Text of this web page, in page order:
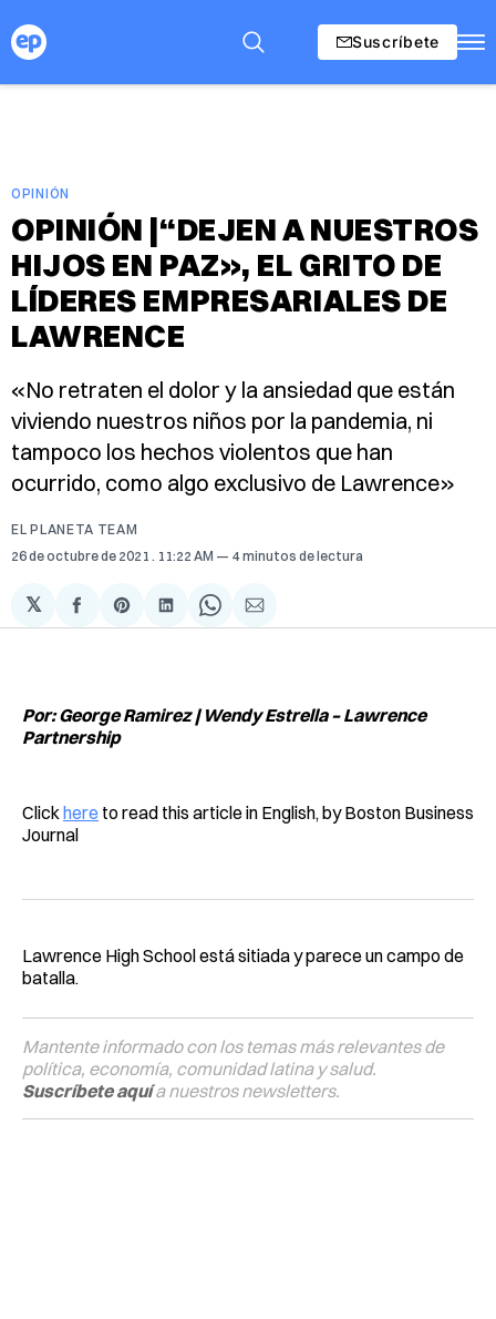
Suscríbete
OPINIÓN
OPINIÓN |“DEJEN A NUESTROS
HIJOS EN PAZ», EL GRITO DE
LÍDERES EMPRESARIALES DE
LAWRENCE
«No retraten el dolor y la ansiedad que están
viviendo nuestros niños por la pandemia, ni
tampoco los hechos violentos que han
ocurrido, como algo exclusivo de Lawrence»
EL PLANETA TEAM
26 de octubre de 2021 . 11:22 AM 4 minutos de lectura
𝕏
Compartir
en
Share
on
Compartir
en
Share
on
Compartir
via
Por: George Ramirez | Wendy Estrella – Lawrence
Partnership
Clickhere to read this article in English, by Boston Business
Journal
Lawrence High School está sitiada y parece un campo de
batalla.
Mantente informado con los temas más relevantes de
política, economía, comunidad latina y salud.
Suscríbete aquía nuestros newsletters.